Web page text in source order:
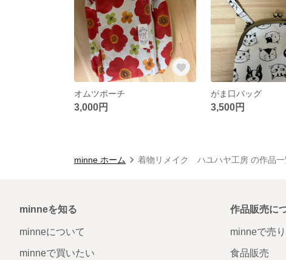
オムツポーチ
3,000円
がま口バッグ
3,500円
minne ホーム 着物リメイク ハユハヤ工房 の作品一
minneを知る
minneについて
minneで買いたい
作品販売に
minneで売
食品販売